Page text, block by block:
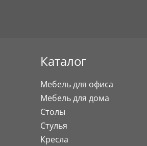
Каталог
Мебель для офиса
Мебель для дома
Столы
Стулья
Кресла